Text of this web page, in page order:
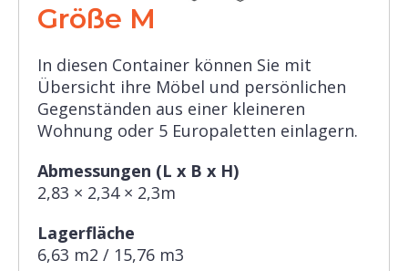
Größe M
In diesen Container können Sie mit
Übersicht ihre Möbel und persönlichen
Gegenständen aus einer kleineren
Wohnung oder 5 Europaletten einlagern.
Abmessungen (L x B x H)
2,83 × 2,34 × 2,3m
Lagerfläche
6,63 m2 / 15,76 m3